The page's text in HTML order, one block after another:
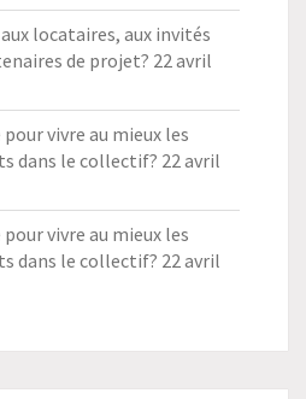
locataires, aux invités
de projet? 22 avril
vivre au mieux les
dans le collectif? 22 avril
vivre au mieux les
dans le collectif? 22 avril